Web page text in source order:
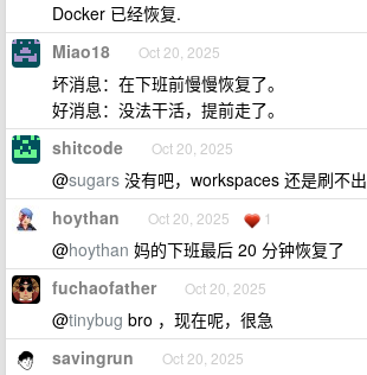
Docker 已经恢复.
Miao18 Oct 20, 2025
坏消息：在下班前慢慢恢复了。
好消息：没法干活，提前走了。
shitcode Oct 20, 2025
@sugars 没有吧，workspaces 还是刷不出
hoythan Oct 20, 2025 1
@hoythan 妈的下班最后 20 分钟恢复了
fuchaofather Oct 20, 2025
@tinybug bro ，现在呢，很急
savingrun Oct 20, 2025